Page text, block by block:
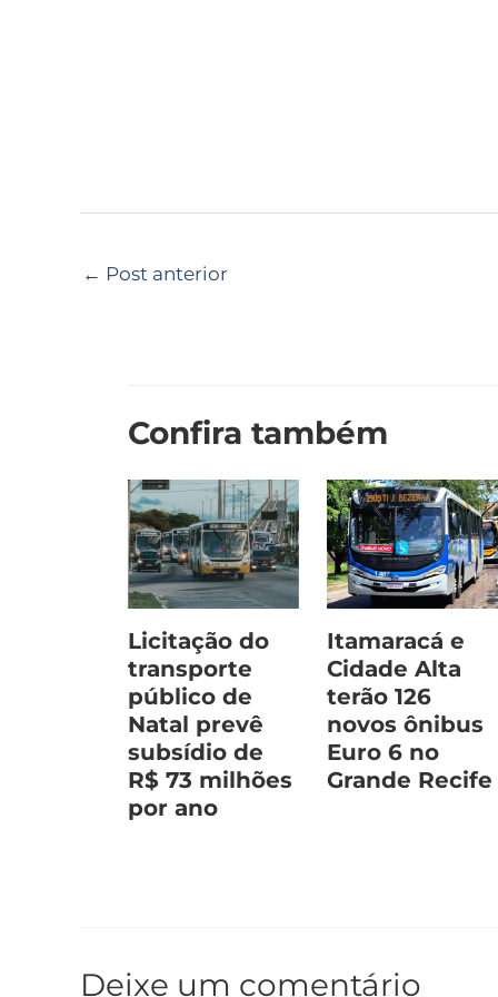
← Post anterior
Confira também
Licitação do
transporte
público de
Natal prevê
subsídio de
R$ 73 milhões
por ano
Itamaracá e
Cidade Alta
terão 126
novos ônibus
Euro 6 no
Grande Recife
Deixe um comentário